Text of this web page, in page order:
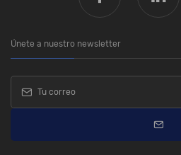
Únete a nuestro newsletter